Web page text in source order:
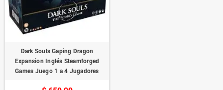
Dark Souls Gaping Dragon
Expansion Inglés Steamforged
Games Juego 1 a 4 Jugadores